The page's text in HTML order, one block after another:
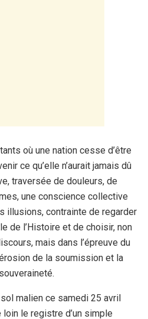
où une nation cesse d’être
ce qu’elle n’aurait jamais dû
traversée de douleurs, de
une conscience collective
illusions, contrainte de regarder
de l’Histoire et de choisir, non
mais dans l’épreuve du
de la soumission et la
malien ce samedi 25 avril
loin le registre d’un simple